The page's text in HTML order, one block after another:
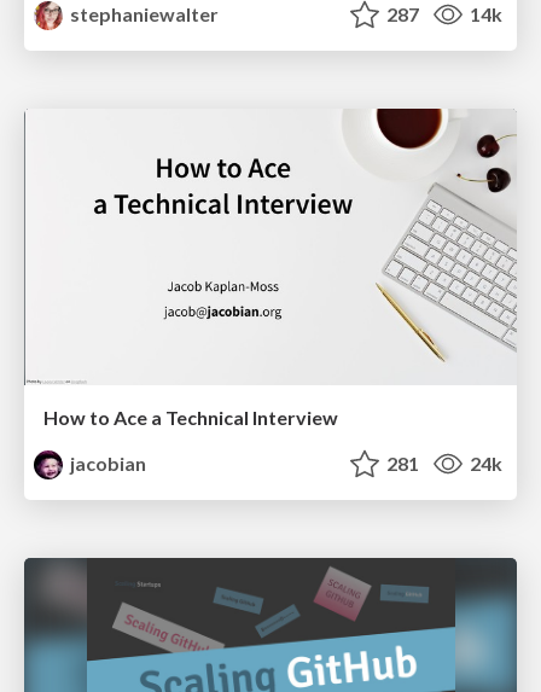
stephaniewalter
287 14k
How to Ace a Technical Interview
jacobian
281 24k